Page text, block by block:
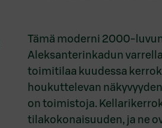
Tämä moderni 2000-
Aleksanterinkadun
toimitilaa kuudessa
houkuttelevan
on toimistoja.
tilakokonaisuuden, ja ne